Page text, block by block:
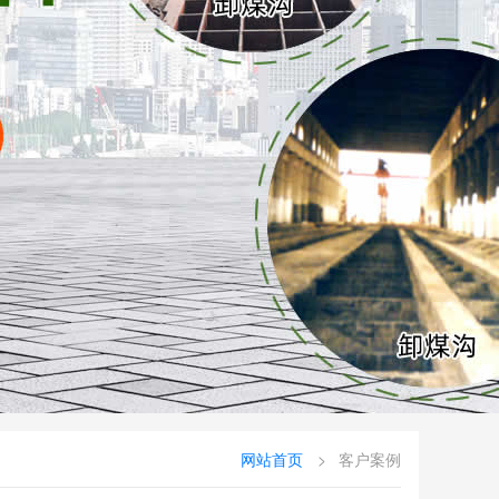
网站首页 客户案例